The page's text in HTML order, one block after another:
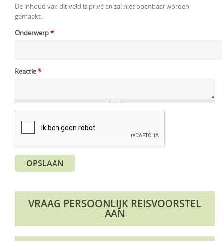
De inhoud van dit veld is privé en zal niet openbaar worden
gemaakt.
Onderwerp*
Reactie*
OPSLAAN
VRAAG PERSOONLIJK REISVOORSTEL
AAN